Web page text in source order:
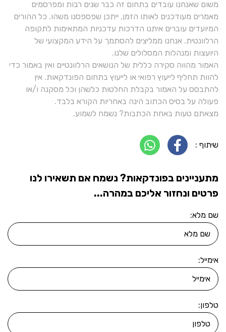
משום שאנחנו עובדים בתחום זה כבר שנים רבות ומפרסמים
מאמרים מעודכנים לאותו הזמן, ייתכן שפספסנו משהו. כל ההורים
המיועדים עוברים איתנו הדרכות עדכניות המתאימות לתקופה
הרלוונטית. אנחנו ממליצים להסתמך על הידע המקצועי של
היועצות ומנהלות המסלולים שלנו.
האמור מהווה סקירה כללית של הנושאים הרלוונטיים ואין באמור כדי
להוות תחליף לייעוץ רפואי או לייעוץ בתחום הפונדקאות. אין
להתבסס על האמור בקבלת החלטות כלשהן וכל מסקנה ו/או
פעולה על בסיס הכתוב הינה באחריות הקורא בלבד.
מצאתם טעות באחת הכתבות? נשמח לשמוע.
שיתוף :
מתעניינים בפונדקאות? נשמח אם תשאירו לנו
פרטים ונחזור אליכם במהרה...
שם מלא:
אימייל:
טלפון: